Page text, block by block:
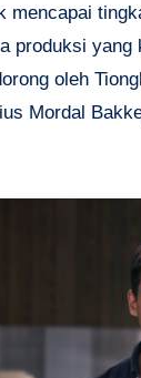
mencapai
produksi
oleh
Mordal